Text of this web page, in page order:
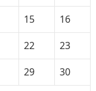
15
16
22
23
29
30